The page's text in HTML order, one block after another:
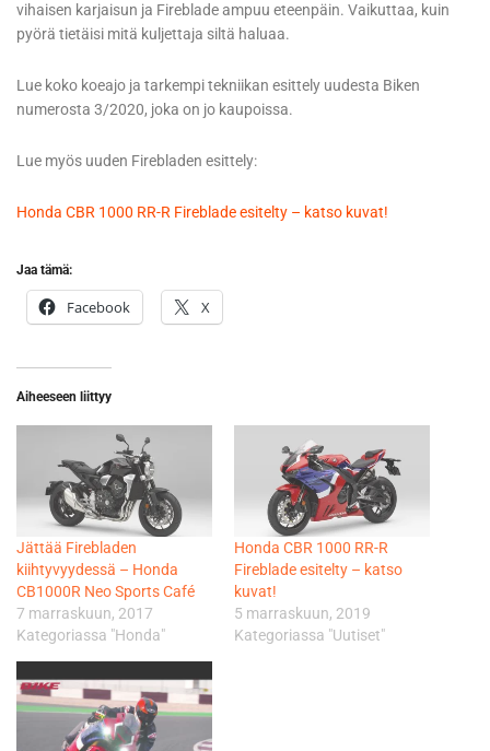
vihaisen karjaisun ja Fireblade ampuu eteenpäin. Vaikuttaa, kuin
pyörä tietäisi mitä kuljettaja siltä haluaa.
Lue koko koeajo ja tarkempi tekniikan esittely uudesta Biken
numerosta 3/2020, joka on jo kaupoissa.
Lue myös uuden Firebladen esittely:
Honda CBR 1000 RR-R Fireblade esitelty – katso kuvat!
Jaa tämä:
Facebook X
Aiheeseen liittyy
Jättää Firebladen
kiihtyvyydessä – Honda
CB1000R Neo Sports Café
7 marraskuun, 2017
Kategoriassa "Honda"
Honda CBR 1000 RR-R
Fireblade esitelty – katso
kuvat!
5 marraskuun, 2019
Kategoriassa "Uutiset"